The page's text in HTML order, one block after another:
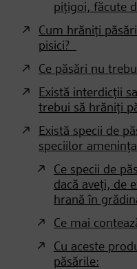
pițigoi, făcute
Cum hrăniți
pisici?
Ce păsări nu
Există interdicții
trebui să hrăniți
Există specii de
speciilor
Ce specii de
dacă aveți, de
hrană în
Ce mai
Cu aceste
păsările: